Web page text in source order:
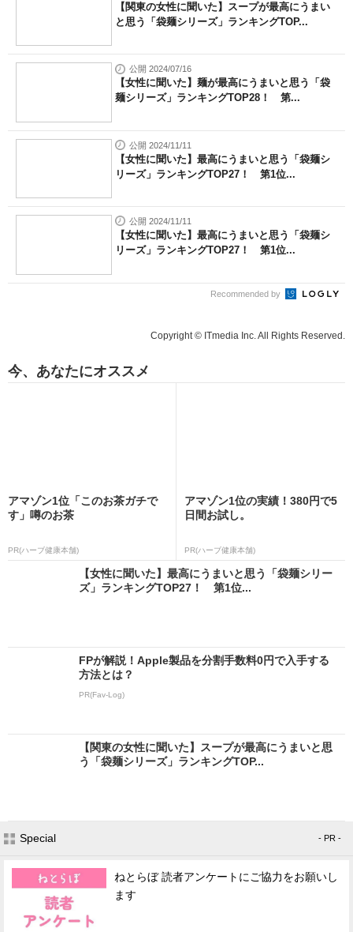
【関東の女性に聞いた】スープが最高にうまい
と思う「袋麺シリーズ」ランキングTOP...
公開 2024/07/16
【女性に聞いた】麺が最高にうまいと思う「袋
麺シリーズ」ランキングTOP28！ 第...
公開 2024/11/11
【女性に聞いた】最高にうまいと思う「袋麺シ
リーズ」ランキングTOP27！ 第1位...
公開 2024/11/11
【女性に聞いた】最高にうまいと思う「袋麺シ
リーズ」ランキングTOP27！ 第1位...
Recommended by
Copyright © ITmedia Inc. All Rights Reserved.
今、あなたにオススメ
アマゾン1位「このお茶ガチで
す」噂のお茶
PR(ハーブ健康本舗)
アマゾン1位の実績！380円で5
日間お試し。
PR(ハーブ健康本舗)
【女性に聞いた】最高にうまいと思う「袋麺シリー
ズ」ランキングTOP27！ 第1位...
FPが解説！Apple製品を分割手数料0円で入手する
方法とは？
PR(Fav-Log)
【関東の女性に聞いた】スープが最高にうまいと思
う「袋麺シリーズ」ランキングTOP...
Special - PR -
ねとらぼ 読者アンケートにご協力をお願いし
ます